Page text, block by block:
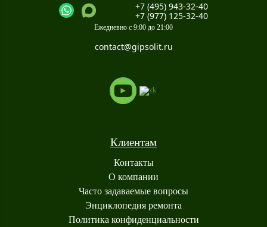
+7 (495) 943-32-40
+7 (977) 125-32-40
Ежедневно с 9:00 до 21:00
contact@gipsolit.ru
Клиентам
Контакты
О компании
Часто задаваемые вопросы
Энциклопедия ремонта
Политика конфиденциальности